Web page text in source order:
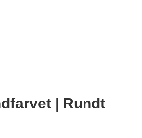
| Rundt